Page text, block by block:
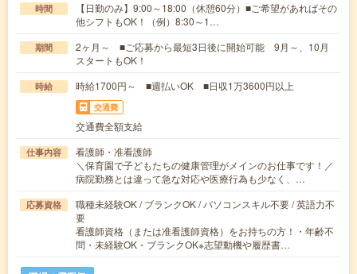
時間
【日勤のみ】9:00～18:00（休憩60分）■ご希望があればその
他シフトもOK！（例）8:30～1…
期間
2ヶ月～ ■ご応募から最短3日後に開始可能 9月～、10月
スタートもOK！
時給 時給1700円～ ■週払いOK ■日収1万3600円以上
交通費
交通費全額支給
仕事内容
看護師・准看護師
＼保育園で子どもたちの健康管理がメインのお仕事です！／
病院勤務とは違って急な対応や医療行為も少なく、…
応募資格
職種未経験OK / ブランクOK / パソコンスキル不要 / 英語力不
要
看護師資格（または准看護師資格）をお持ちの方！・年齢不
問・未経験OK・ブランクOK※志望動機や履歴書…